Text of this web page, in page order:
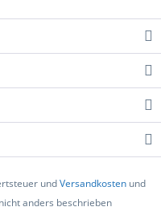
undVersandkostenund
anders beschrieben